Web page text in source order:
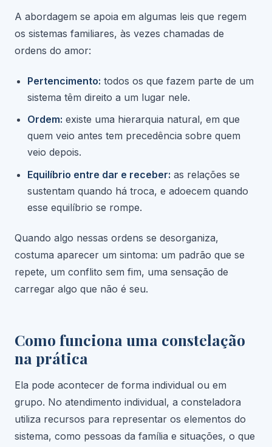
A abordagem se apoia em algumas leis que regem
os sistemas familiares, às vezes chamadas de
ordens do amor:
Pertencimento: todos os que fazem parte de um
sistema têm direito a um lugar nele.
Ordem: existe uma hierarquia natural, em que
quem veio antes tem precedência sobre quem
veio depois.
Equilíbrio entre dar e receber: as relações se
sustentam quando há troca, e adoecem quando
esse equilíbrio se rompe.
Quando algo nessas ordens se desorganiza,
costuma aparecer um sintoma: um padrão que se
repete, um conflito sem fim, uma sensação de
carregar algo que não é seu.
Como funciona uma constelação
na prática
Ela pode acontecer de forma individual ou em
grupo. No atendimento individual, a consteladora
utiliza recursos para representar os elementos do
sistema, como pessoas da família e situações, o que